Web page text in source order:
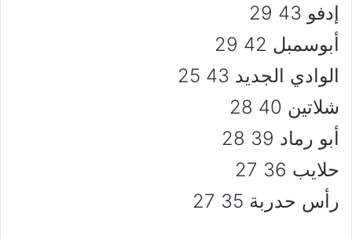
إدفو 43 29
أبوسمبل 42 29
الوادي الجديد 43 25
شلاتين 40 28
أبو رماد 39 28
حلايب 36 27
رأس حدربة 35 27